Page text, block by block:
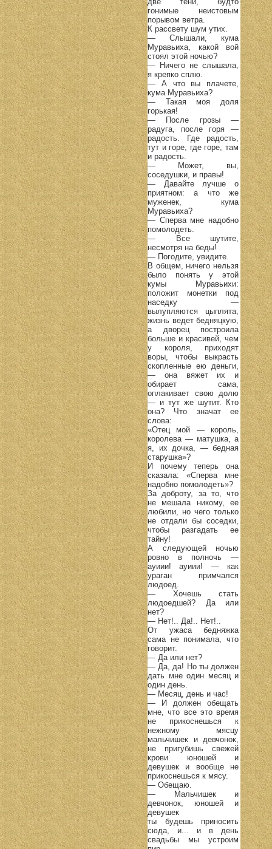
гонимые неистовым
порывом ветра.
К рассвету шум утих.
— Слышали, кума
Муравьиха, какой вой
стоял этой ночью?
— Ничего не слышала,
я крепко сплю.
— А что вы плачете,
кума Муравьиха?
— Такая моя доля
горькая!
— После грозы —
радуга, после горя —
радость. Где радость,
тут и горе, где горе, там
и радость.
— Может, вы,
соседушки, и правы!
— Давайте лучше о
приятном: а что же
муженек, кума
Муравьиха?
— Сперва мне надобно
помолодеть.
— Все шутите,
несмотря на беды!
— Погодите, увидите.
В общем, ничего нельзя
было понять у этой
кумы Муравьихи:
положит монетки под
наседку —
вылупляются цыплята,
жизнь ведет бедняцкую,
а дворец построила
больше и красивей, чем
у короля, приходят
воры, чтобы выкрасть
скопленные ею деньги,
— она вяжет их и
обирает сама,
оплакивает свою долю
— и тут же шутит. Кто
она? Что значат ее
слова:
«Отец мой — король,
королева — матушка, а
я, их дочка, — бедная
старушка»?
И почему теперь она
сказала: «Сперва мне
надобно помолодеть»?
За доброту, за то, что
не мешала никому, ее
любили, но чего только
не отдали бы соседки,
чтобы разгадать ее
тайну!
А следующей ночью
ровно в полночь —
ауиии! ауиии! — как
ураган примчался
людоед.
— Хочешь стать
людоедшей? Да или
нет?
— Нет!.. Да!.. Нет!..
От ужаса бедняжка
сама не понимала, что
говорит.
— Да или нет?
— Да, да! Но ты должен
дать мне один месяц и
один день.
— Месяц, день и час!
— И должен обещать
мне, что все это время
не прикоснешься к
нежному мясцу
мальчишек и девчонок,
не пригубишь свежей
крови юношей и
девушек и вообще не
прикоснешься к мясу.
— Обещаю.
— Мальчишек и
девчонок, юношей и
девушек
ты будешь приносить
сюда, и... и в день
свадьбы мы устроим